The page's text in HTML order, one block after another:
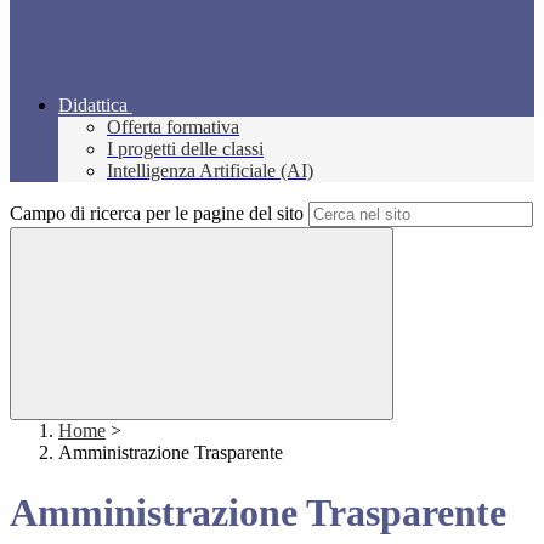
Didattica
Offerta formativa
I progetti delle classi
Intelligenza Artificiale (AI)
Campo di ricerca per le pagine del sito
Home >
Amministrazione Trasparente
Amministrazione Trasparente